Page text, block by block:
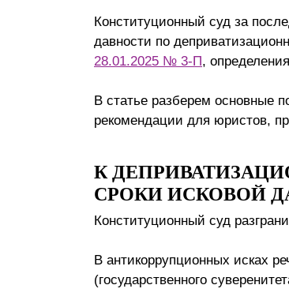
Конституционный суд за
давности по
28.01.2025 № 3-П,
В статье разберем основные
рекомендации для юристов,
К
СРОКИ ИСКОВОЙ
Конституционный суд
В антикоррупционных исках
(государственного